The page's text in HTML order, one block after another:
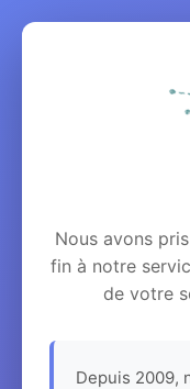
Nous avons
fin à notre
de votre
Depuis 2009,